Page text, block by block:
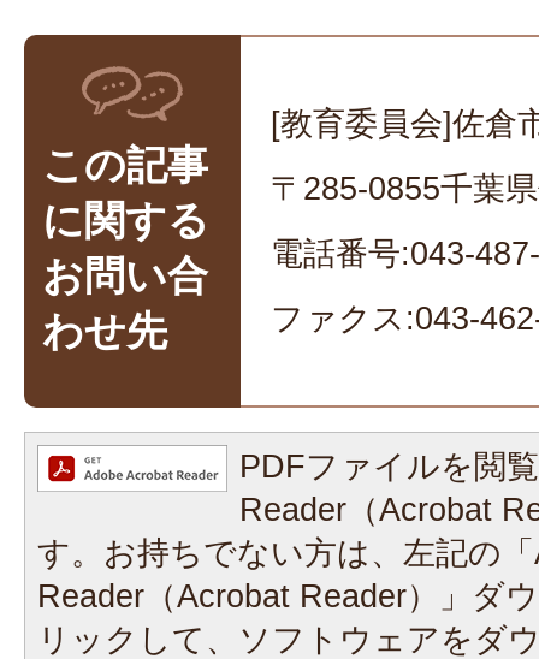
この記事
に関する
お問い合
わせ先
[教育委員会]佐倉
〒285-0855千葉
電話番号:043-
ファクス:043-
PDFファイルを閲
Reader（Acrobat
す。お持ちでない方は、左記の
Reader（Acrobat Reader）」ダ
リックして、ソフトウェアをダ